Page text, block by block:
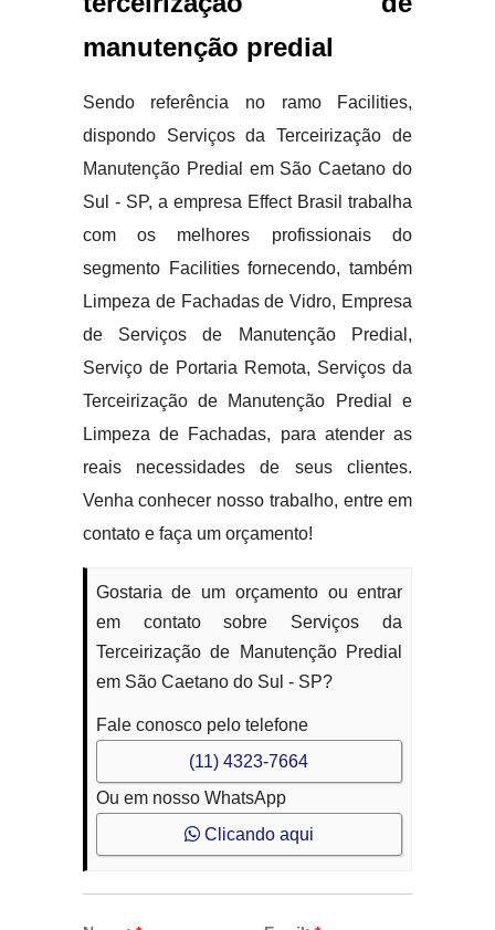
manutenção predial
Sendo referência no ramo Facilities,
dispondo Serviços da Terceirização de
Manutenção Predial em São Caetano do
Sul - SP, a empresa Effect Brasil trabalha
com os melhores profissionais do
segmento Facilities fornecendo, também
Limpeza de Fachadas de Vidro, Empresa
de Serviços de Manutenção Predial,
Serviço de Portaria Remota, Serviços da
Terceirização de Manutenção Predial e
Limpeza de Fachadas, para atender as
reais necessidades de seus clientes.
Venha conhecer nosso trabalho, entre em
contato e faça um orçamento!
Gostaria de um orçamento ou entrar
em contato sobre Serviços da
Terceirização de Manutenção Predial
em São Caetano do Sul - SP?
Fale conosco pelo telefone
(11) 4323-7664
Ou em nosso WhatsApp
Clicando aqui